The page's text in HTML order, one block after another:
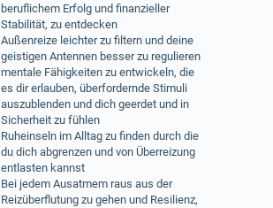
beruflichem Erfolg und finanzieller
Stabilität, zu entdecken
Außenreize leichter zu filtern und deine
geistigen Antennen besser zu regulieren
mentale Fähigkeiten zu entwickeln, die
es dir erlauben, überfordernde Stimuli
auszublenden und dich geerdet und in
Sicherheit zu fühlen
Ruheinseln im Alltag zu finden durch die
du dich abgrenzen und von Überreizung
entlasten kannst
Bei jedem Ausatmem raus aus der
Reizüberflutung zu gehen und Resilienz,